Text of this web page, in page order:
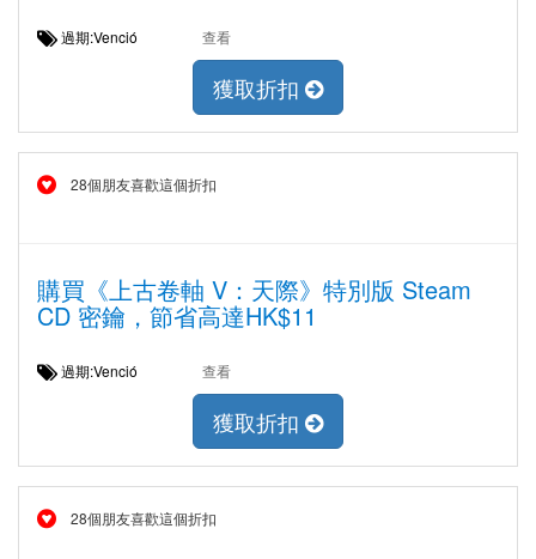
過期:Venció 查看
獲取折扣
28個朋友喜歡這個折扣
購買《上古卷軸 V：天際》特別版 Steam
CD 密鑰，節省高達HK$11
過期:Venció 查看
獲取折扣
28個朋友喜歡這個折扣